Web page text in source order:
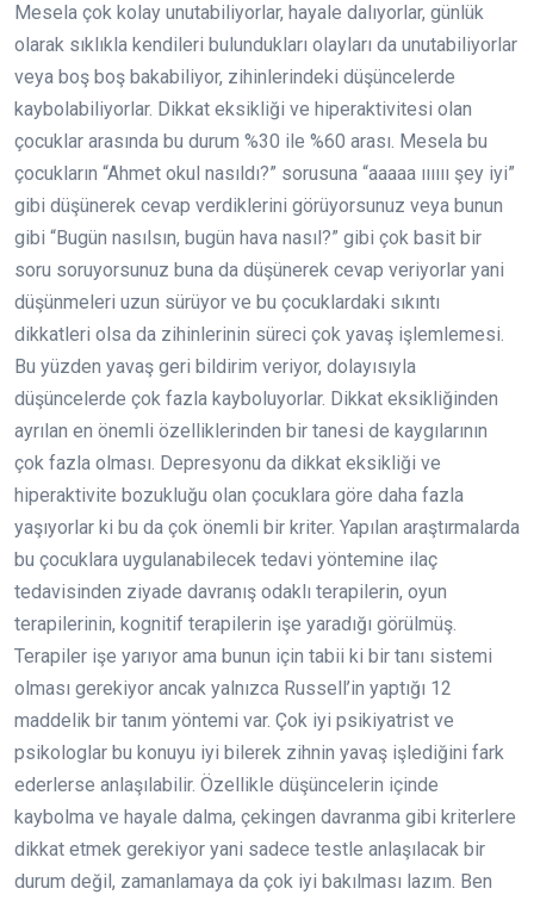
Mesela çok kolay unutabiliyorlar, hayale dalıyorlar, günlük
olarak sıklıkla kendileri bulundukları olayları da unutabiliyorlar
veya boş boş bakabiliyor, zihinlerindeki düşüncelerde
kaybolabiliyorlar. Dikkat eksikliği ve hiperaktivitesi olan
çocuklar arasında bu durum %30 ile %60 arası. Mesela bu
çocukların “Ahmet okul nasıldı?” sorusuna “aaaaa ıııııı şey iyi”
gibi düşünerek cevap verdiklerini görüyorsunuz veya bunun
gibi “Bugün nasılsın, bugün hava nasıl?” gibi çok basit bir
soru soruyorsunuz buna da düşünerek cevap veriyorlar yani
düşünmeleri uzun sürüyor ve bu çocuklardaki sıkıntı
dikkatleri olsa da zihinlerinin süreci çok yavaş işlemlemesi.
Bu yüzden yavaş geri bildirim veriyor, dolayısıyla
düşüncelerde çok fazla kayboluyorlar. Dikkat eksikliğinden
ayrılan en önemli özelliklerinden bir tanesi de kaygılarının
çok fazla olması. Depresyonu da dikkat eksikliği ve
hiperaktivite bozukluğu olan çocuklara göre daha fazla
yaşıyorlar ki bu da çok önemli bir kriter. Yapılan araştırmalarda
bu çocuklara uygulanabilecek tedavi yöntemine ilaç
tedavisinden ziyade davranış odaklı terapilerin, oyun
terapilerinin, kognitif terapilerin işe yaradığı görülmüş.
Terapiler işe yarıyor ama bunun için tabii ki bir tanı sistemi
olması gerekiyor ancak yalnızca Russell’in yaptığı 12
maddelik bir tanım yöntemi var. Çok iyi psikiyatrist ve
psikologlar bu konuyu iyi bilerek zihnin yavaş işlediğini fark
ederlerse anlaşılabilir. Özellikle düşüncelerin içinde
kaybolma ve hayale dalma, çekingen davranma gibi kriterlere
dikkat etmek gerekiyor yani sadece testle anlaşılacak bir
durum değil, zamanlamaya da çok iyi bakılması lazım. Ben